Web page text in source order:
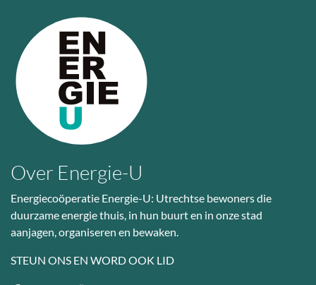
Over Energie-U
Energiecoöperatie Energie-U: Utrechtse bewoners die
duurzame energie thuis, in hun buurt en in onze stad
aanjagen, organiseren en bewaken.
STEUN ONS EN WORD OOK LID